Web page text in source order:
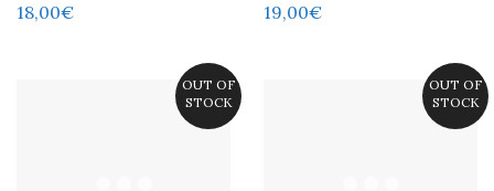
18,00€ 19,00€
OUT OF
STOCK
OUT OF
STOCK